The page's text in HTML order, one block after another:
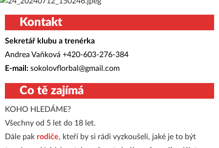
Kontakt
Sekretář klubu a trenérka
Andrea Vaňková +420-603-276-384
E-mail: sokolovflorbal@gmail.com
Co tě zajímá?
KOHO HLEDÁME?
Všechny od 5 let do 18 let.
Dále pak rodiče, kteří by si rádi vyzkoušeli, jaké je to být